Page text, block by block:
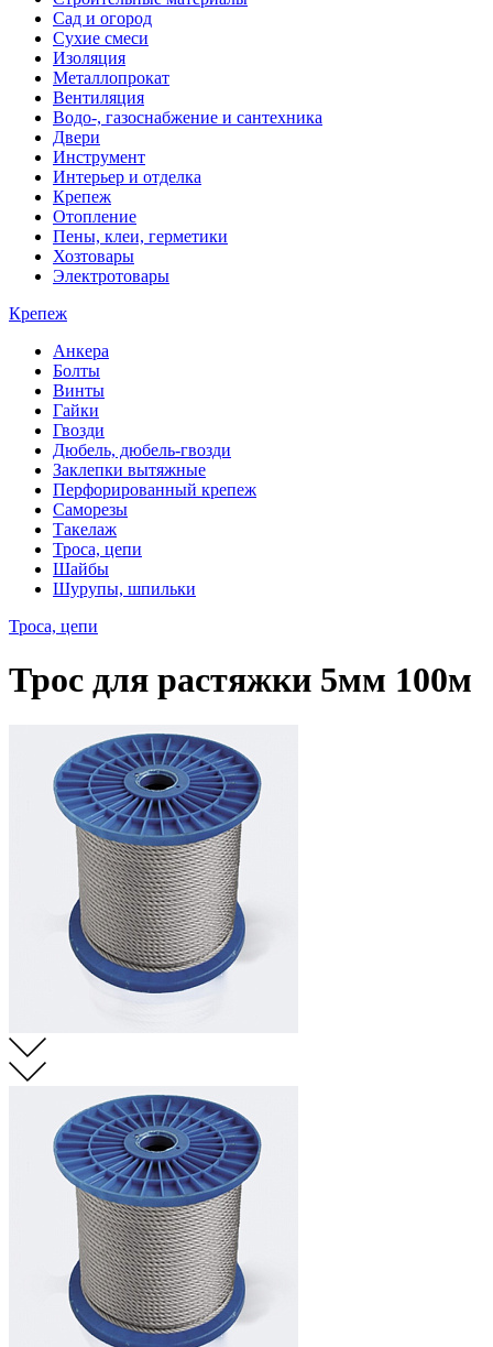
Сад и огород
Сухие смеси
Изоляция
Металлопрокат
Вентиляция
Водо-, газоснабжение и сантехника
Двери
Инструмент
Интерьер и отделка
Крепеж
Отопление
Пены, клеи, герметики
Хозтовары
Электротовары
Крепеж
Анкера
Болты
Винты
Гайки
Гвозди
Дюбель, дюбель-гвозди
Заклепки вытяжные
Перфорированный крепеж
Саморезы
Такелаж
Троса, цепи
Шайбы
Шурупы, шпильки
Троса, цепи
Трос для растяжки 5мм 100м